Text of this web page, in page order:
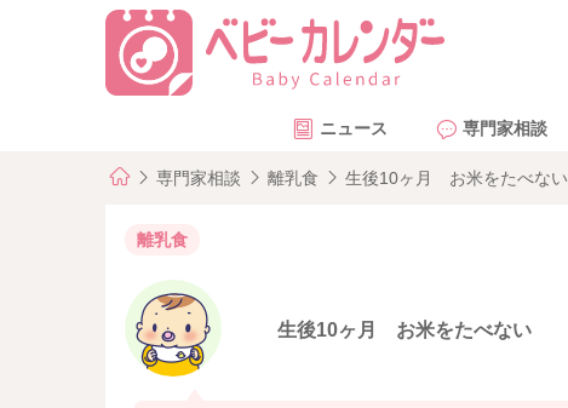
ニュース 専門家相談
専門家相談 離乳食 生後10ヶ月 お米をたべない
離乳食
生後10ヶ月 お米をたべない